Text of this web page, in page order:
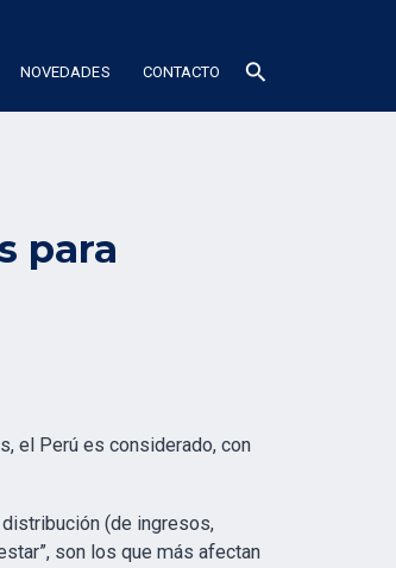
NOVEDADES CONTACTO search
para
el Perú es considerado, con
(de ingresos,
son los que más afectan